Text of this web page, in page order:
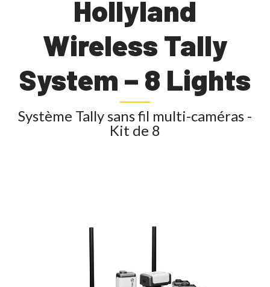
Hollyland
Wireless Tally
System – 8 Lights
Système Tally sans fil multi-caméras -
Kit de 8